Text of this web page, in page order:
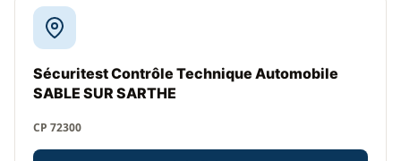
Sécuritest Contrôle Technique Automobile
SABLE SUR SARTHE
CP 72300